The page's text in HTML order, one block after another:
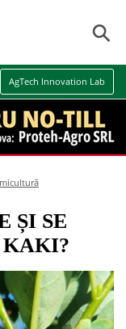
⚲
AgTech Innovation Lab
ȘI SE
KAKI?